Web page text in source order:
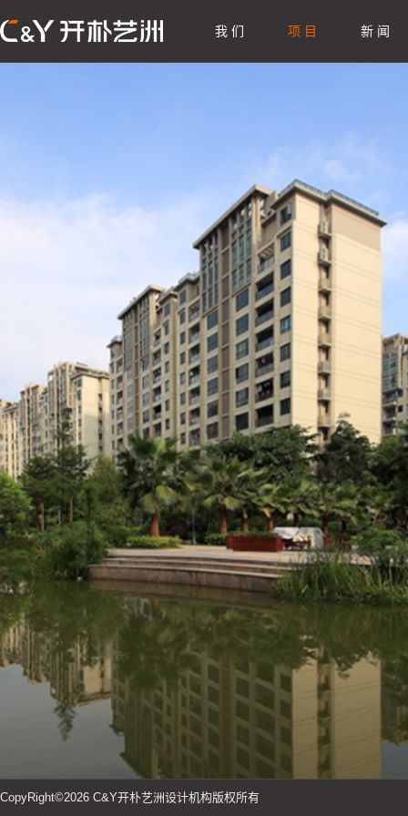
我 们 项 目 新 闻
CopyRight©2026 C&Y开朴艺洲设计机构版权所有